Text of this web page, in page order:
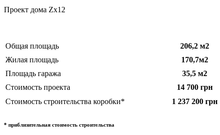
Проект дома Zx12
Общая площадь 206,2 м2
Жилая площадь
170,7м2
Площадь гаража
35,5 м2
Стоимость проекта
14 700 грн
Стоимость строительства коробки*
1 237 200 грн
* приблизительная стоимость строительства